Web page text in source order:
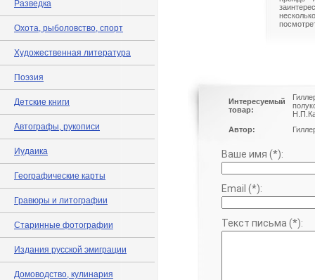
Разведка
Охота, рыболовство, спорт
Художественная литература
Поэзия
Детские книги
Автографы, рукописи
Иудаика
Географические карты
Гравюры и литографии
Старинные фотографии
Издания русской эмиграции
Домоводство, кулинария
Интересуемый
товар:
Автор:
Ваше имя (*):
Email (*):
Текст письма (*):